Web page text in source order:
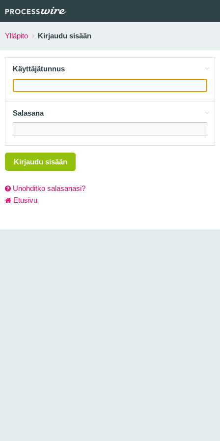
Ylläpito Kirjaudu sisään
Käyttäjätunnus
Salasana
Kirjaudu sisään
Unohditko salasanasi?
Etusivu